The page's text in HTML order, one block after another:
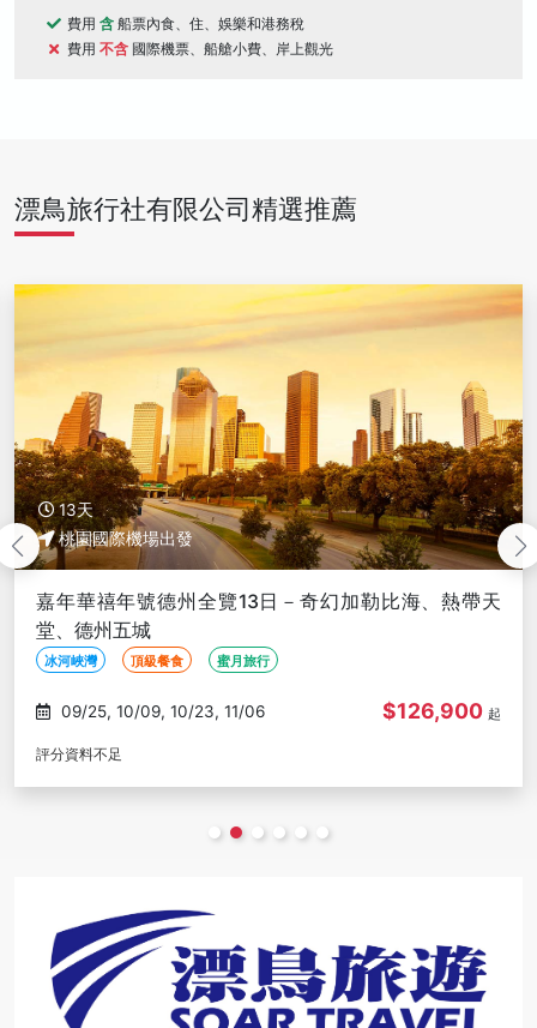
費用 含 船票內食、住、娛樂和港務稅
費用 不含 國際機票、船艙小費、岸上觀光
漂鳥旅行社有限公司精選推薦
13天
桃園國際機場出發
嘉年華禧年號德州全覽13日－奇幻加勒比海、熱帶天
堂、德州五城
冰河峽灣 頂級餐食 蜜月旅行
09/25, 10/09, 10/23, 11/06 $126,900 起
評分資料不足